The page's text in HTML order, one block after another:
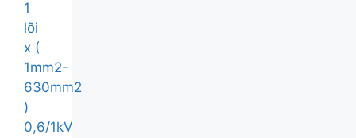
1
lõi
x (
1mm2-
630mm2
)
0,6/1kV